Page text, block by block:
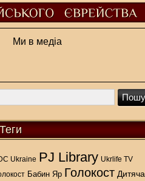
Ми в медіа
Теги
Ukraine PJ Library Ukrlife TV
Бабин Яр Голокост Дитяча